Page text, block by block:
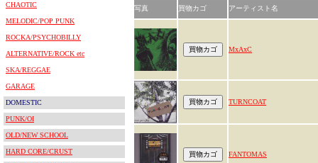
CHAOTIC
MELODIC/POP PUNK
ROCKA/PSYCHOBILLY
ALTERNATIVE/ROCK etc
SKA/REGGAE
GARAGE
DOMESTIC
PUNK/OI
OLD/NEW SCHOOL
HARD CORE/CRUST
写真 買物カゴ アーティスト名
MxAxC
TURNCOAT
FANTOMAS